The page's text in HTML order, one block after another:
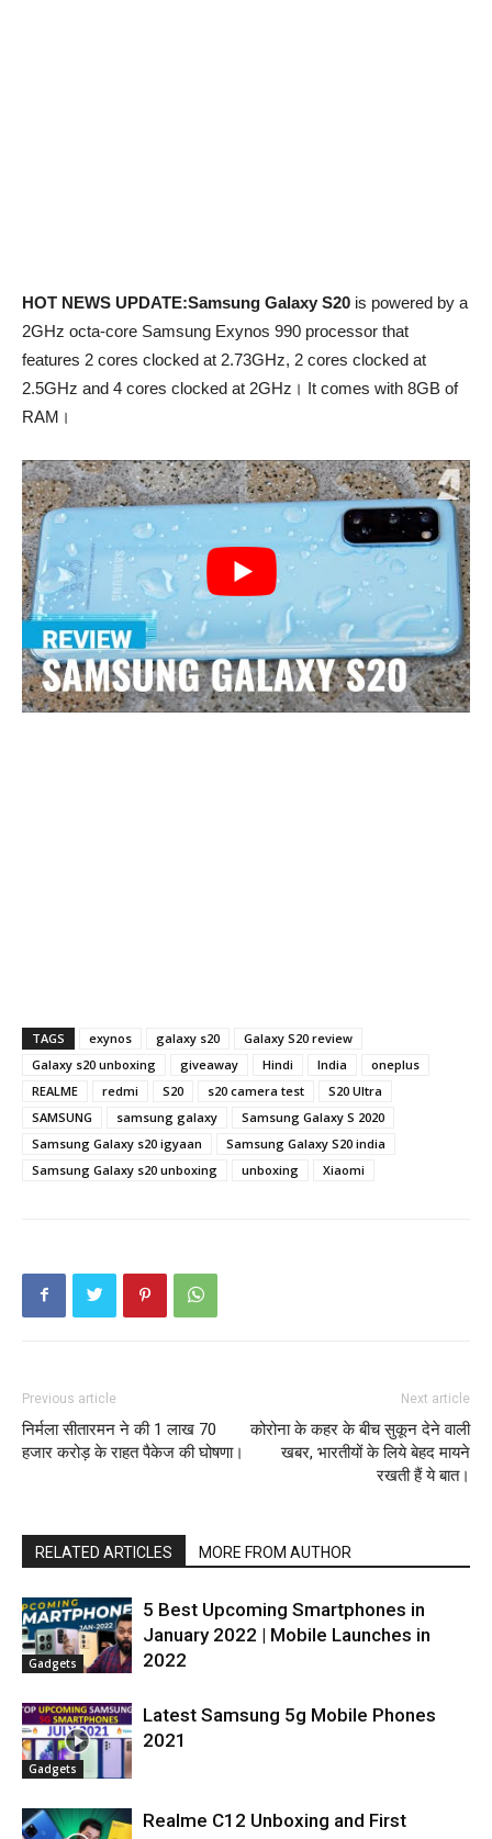
HOT NEWS UPDATE:Samsung Galaxy S20 is powered by a
2GHz octa-core Samsung Exynos 990 processor that
features 2 cores clocked at 2.73GHz, 2 cores clocked at
2.5GHz and 4 cores clocked at 2GHz। It comes with 8GB of
RAM।
TAGS exynos galaxy s20
Galaxy S20 review
Galaxy s20 unboxing
giveaway Hindi India
oneplus
REALME
redmi S20 s20 camera test
S20 Ultra
SAMSUNG
samsung galaxy
Samsung Galaxy S 2020
Samsung Galaxy s20 igyaan
Samsung Galaxy S20 india
Samsung Galaxy s20 unboxing
unboxing Xiaomi
Previous article
निर्मला सीतारमन ने की 1 लाख 70
हजार करोड़ के राहत पैकेज की घोषणा।
Next article
कोरोना के कहर के बीच सुकून देने वाली
खबर, भारतीयों के लिये बेहद मायने
रखती हैं ये बात।
RELATED ARTICLES MORE FROM AUTHOR
Gadgets
5 Best Upcoming Smartphones in
January 2022 | Mobile Launches in
2022
Gadgets
Latest Samsung 5g Mobile Phones
2021
Realme C12 Unboxing and First